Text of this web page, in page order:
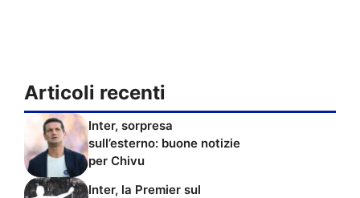
Articoli recenti
Inter, sorpresa
sull’esterno: buone notizie
per Chivu
Inter, la Premier sul